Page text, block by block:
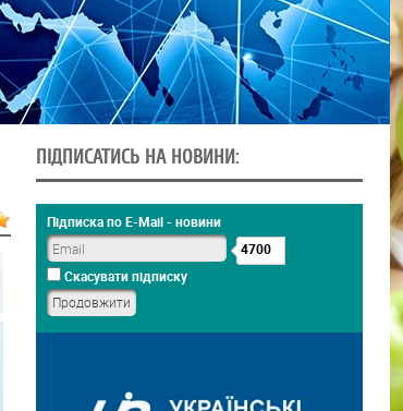
ПІДПИСАТИСЬ НА НОВИНИ:
Підписка по E-Mail - новини
4700
Скасувати підписку